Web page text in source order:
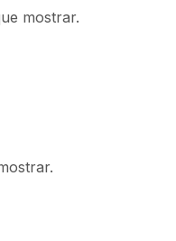
mostrar.